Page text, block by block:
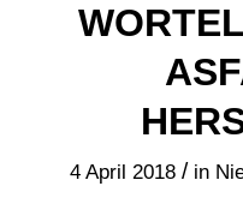
4 April 2018 / in